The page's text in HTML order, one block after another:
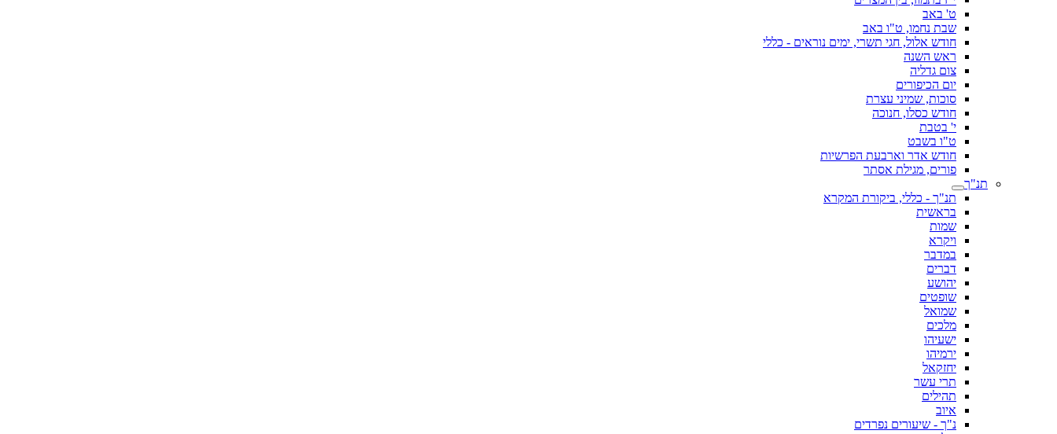
ט' באב
שבת נחמו, ט"ו באב
חודש אלול, חגי תשרי, ימים נוראים - כללי
ראש השנה
צום גדליה
יום הכיפורים
סוכות, שמיני עצרת
חודש כסלו, חנוכה
י' בטבת
ט"ו בשבט
חודש אדר וארבעת הפרשיות
פורים, מגילת אסתר
תנ"ך
תנ"ך - כללי, ביקורת המקרא
בראשית
שמות
ויקרא
במדבר
דברים
יהושע
שופטים
שמואל
מלכים
ישעיהו
ירמיהו
יחזקאל
תרי עשר
תהילים
איוב
נ"ך - שיעורים נפרדים